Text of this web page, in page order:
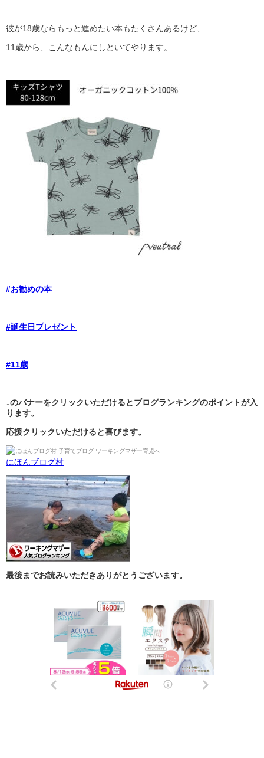
彼が18歳ならもっと進めたい本もたくさんあるけど、
11歳から、こんなもんにしといてやります。
#お勧めの本
#誕生日プレゼント
#11歳
↓のバナーをクリックいただけるとブログランキングのポイントが入
ります。
応援クリックいただけると喜びます。
にほんブログ村
最後までお読みいただきありがとうございます。